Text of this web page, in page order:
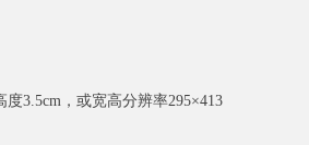
3.5cm，或宽高分辨率295×413